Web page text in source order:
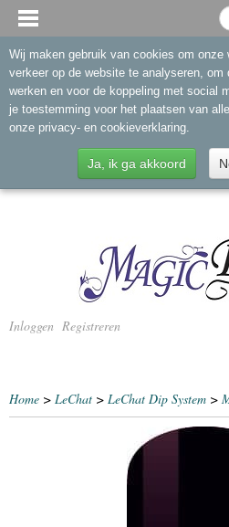
Inloggen Registreren
Home > LeChat > LeChat Dip System >
Wij maken gebruik van cookies om
verkeer op de website te analyseren, om
werken en voor de koppeling met social
je toestemming voor het plaatsen van
onze privacy- en cookieverklaring.
Ja, ik ga akkoord